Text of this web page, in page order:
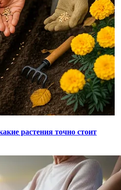
растения точно стоит